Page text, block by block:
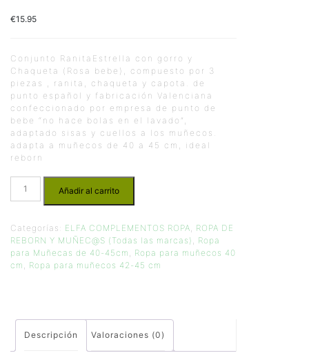
€15.95
Conjunto RanitaEstrella con gorro y
Chaqueta (Rosa bebe), compuesto por 3
piezas , ranita, chaqueta y capota. de
punto español y fabricación Valenciana
confeccionado por empresa de punto de
bebe “no hace bolas en el lavado”,
adaptado sisas y cuellos a los muñecos.
adapta a muñecos de 40 a 45 cm, ideal
reborn
Añadir al carrito
Categorías: ELFA COMPLEMENTOS ROPA
ROPA DE
REBORN Y MUÑEC@S (Todas las marcas)
Ropa
para Muñecas de 40-45cm
Ropa para muñecos 40
cm
Ropa para muñecos 42-45 cm
Descripción Valoraciones (0)